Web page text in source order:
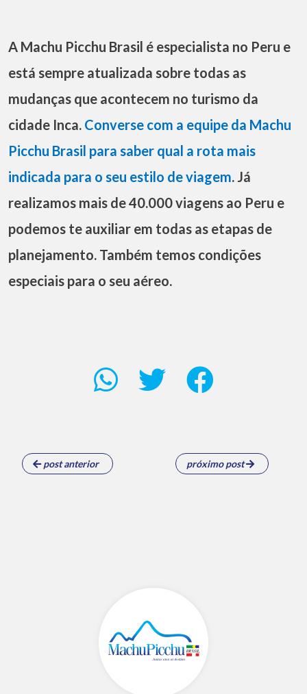
A Machu Picchu Brasil é especialista no Peru e
está sempre atualizada sobre todas as
mudanças que acontecem no turismo da
cidade Inca. Converse com a equipe da Machu
Picchu Brasil para saber qual a rota mais
indicada para o seu estilo de viagem. Já
realizamos mais de 40.000 viagens ao Peru e
podemos te auxiliar em todas as etapas de
planejamento. Também temos condições
especiais para o seu aéreo.
post anterior próximo post